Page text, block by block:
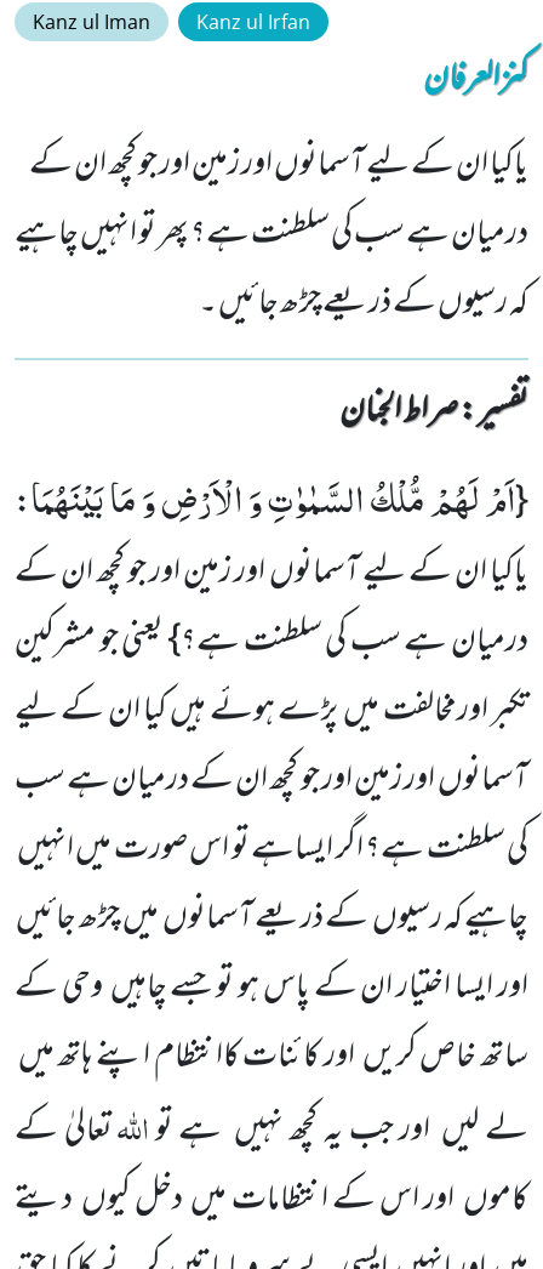
Kanz ul Iman Kanz ul Irfan
کنزالعرفان
یاکیا ان کے لیے آسمانوں اور زمین اور جو کچھ ان کے
درمیان ہے سب کی سلطنت ہے؟ پھر تو انہیں چاہیے
کہ رسیوں کے ذریعے چڑھ جائیں ۔
تفسیر : ‎صراط الجنان
{اَمْ لَهُمْ مُّلْكُ السَّمٰوٰتِ وَ الْاَرْضِ وَ مَا بَیْنَهُمَا:
یاکیا ان کے لیے آسمانوں اور زمین اور جو کچھ ان کے
درمیان ہے سب کی سلطنت ہے؟} یعنی جو مشرکین
تکبر اورمخالفت میں پڑے ہوئے ہیں کیا ان کے لیے
آسمانوں اور زمین اور جو کچھ ان کے درمیان ہے سب
کی سلطنت ہے؟ اگر ایساہے تو اس صورت میں انہیں
چاہیے کہ رسیوں کے ذریعے آسمانوں میں چڑھ جائیں
اور ایسا اختیار ان کے پاس ہو تو جسے چاہیں وحی کے
ساتھ خاص کریں اور کائنات کاانتظام اپنے ہاتھ میں
لے لیں اور جب یہ کچھ نہیں ہے تواللہتعالیٰ کے
کاموں اور اس کے انتظامات میں دخل کیوں دیتے